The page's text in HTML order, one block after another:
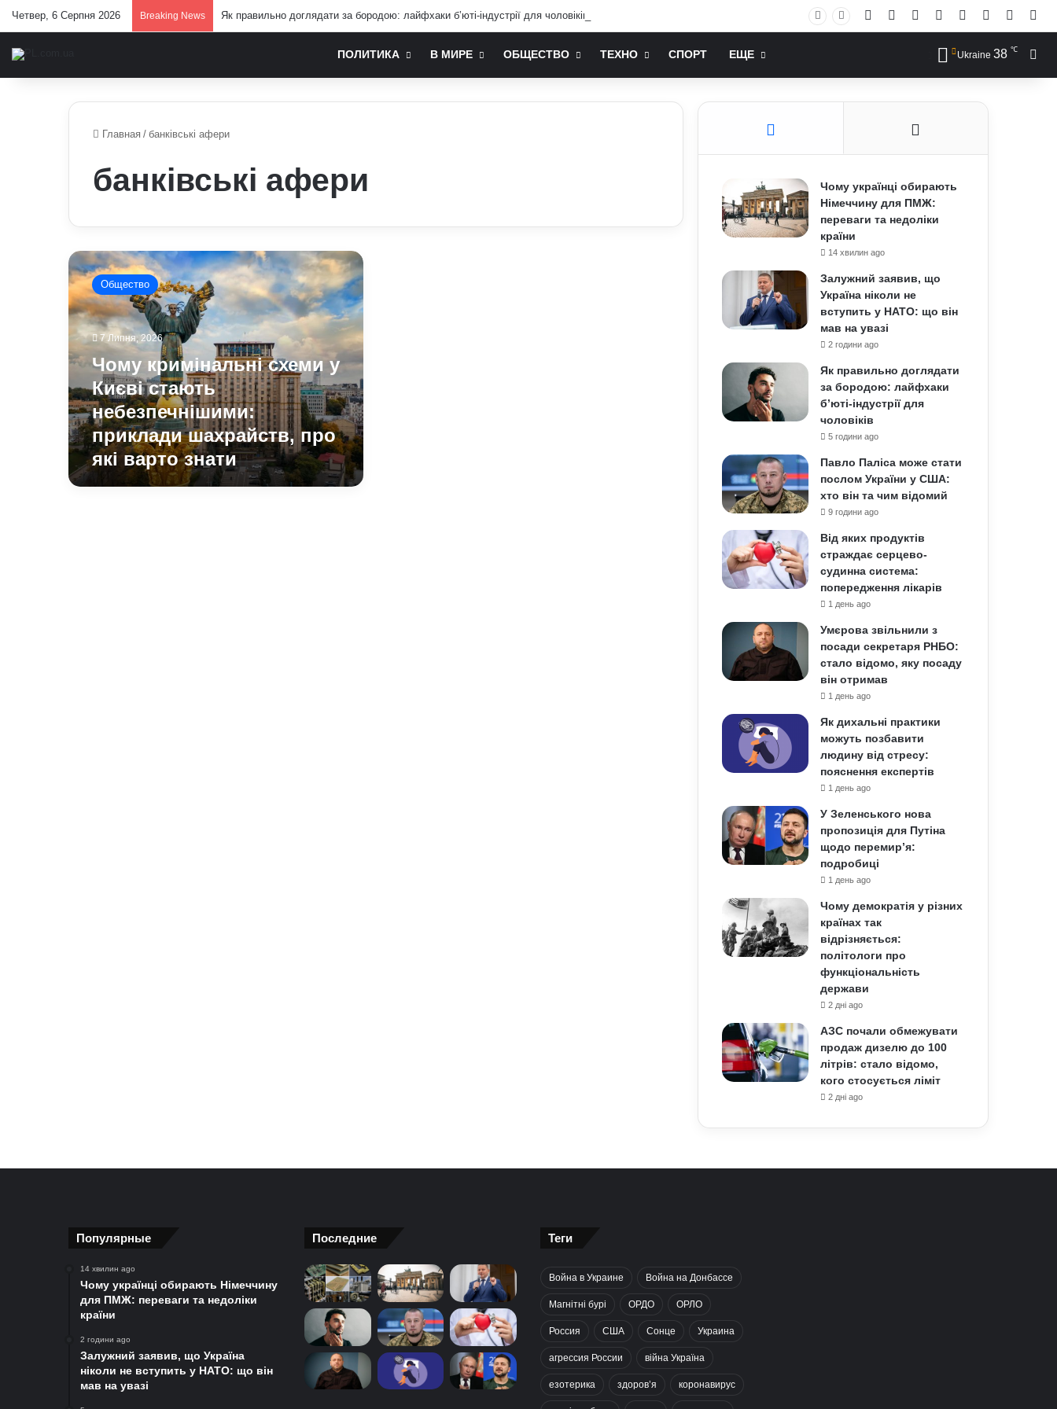
Четвер, 6 Серпня 2026 Breaking News Як правильно доглядати за бородою: лайфхаки б’юті-індустрії для чоловіків Facebook YouTubeInstagram
RSS Log In
ПОЛИТИКА В МИРЕ ОБЩЕСТВО ТЕХНО СПОРТ ЕЩЕ Ukraine 38 ℃
Главная / банківські афери
банківські афери
Чому
кримінальні
схеми
у
Києві
стають
небезпечнішими:
приклади
шахрайств,
про
які
варто
знати
Общество
7 Липня, 2026
Чому кримінальні схеми у
Києві стають
небезпечнішими:
приклади шахрайств, про
які варто знати
Чому українці обирають
Німеччину для ПМЖ:
переваги та недоліки
країни
14 хвилин ago
Залужний заявив, що
Україна ніколи не
вступить у НАТО: що він
мав на увазі
2 години ago
Як правильно доглядати
за бородою: лайфхаки
б’юті-індустрії для
чоловіків
5 години ago
Павло Паліса може стати
послом України у США:
хто він та чим відомий
9 години ago
Від яких продуктів
страждає серцево-
судинна система:
попередження лікарів
1 день ago
Умєрова звільнили з
посади секретаря РНБО:
стало відомо, яку посаду
він отримав
1 день ago
Як дихальні практики
можуть позбавити
людину від стресу:
пояснення експертів
1 день ago
У Зеленського нова
пропозиція для Путіна
щодо перемир’я:
подробиці
1 день ago
Чому демократія у різних
країнах так
відрізняється:
політологи про
функціональність
держави
2 дні ago
АЗС почали обмежувати
продаж дизелю до 100
літрів: стало відомо,
кого стосується ліміт
2 дні ago
Популярные
14 хвилин ago
Чому українці обирають Німеччину
для ПМЖ: переваги та недоліки
країни
2 години ago
Залужний заявив, що Україна
ніколи не вступить у НАТО: що він
мав на увазі
Последние Теги
Война в Украине Война на Донбассе
Магнітні бурі ОРДО ОРЛО
Россия США Сонце Украина
агрессия России війна Україна
езотерика здоров’я коронавирус